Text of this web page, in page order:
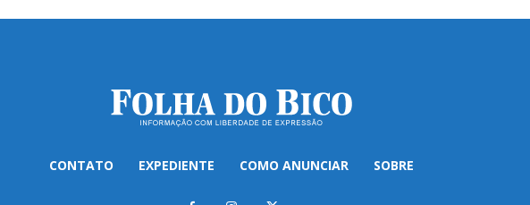
CONTATO EXPEDIENTE COMO ANUNCIAR SOBRE